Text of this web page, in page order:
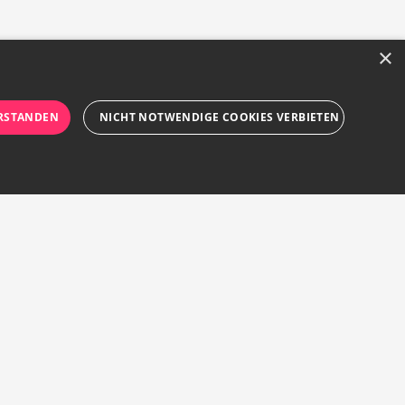
×
NICHT NOTWENDIGE COOKIES VERBIETEN